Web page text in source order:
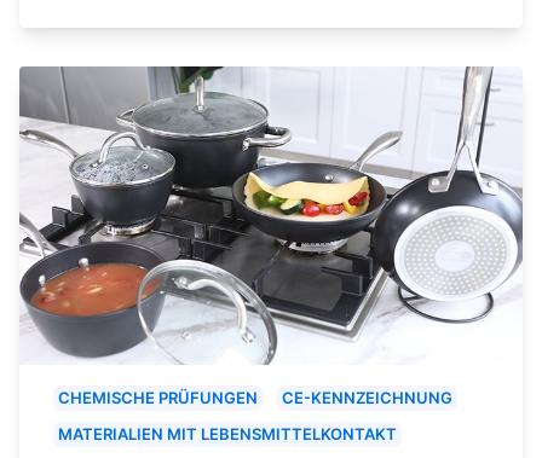
CHEMISCHE PRÜFUNGEN
CE-KENNZEICHNUNG
MATERIALIEN MIT LEBENSMITTELKONTAKT